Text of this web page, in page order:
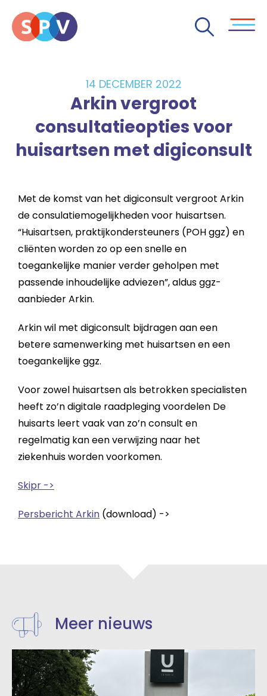
14 DECEMBER 2022
Arkin vergroot
consultatieopties voor
huisartsen met digiconsult
Met de komst van het digiconsult vergroot Arkin
de consulatiemogelijkheden voor huisartsen.
“Huisartsen, praktijkondersteuners (POH ggz) en
cliënten worden zo op een snelle en
toegankelijke manier verder geholpen met
passende inhoudelijke adviezen”, aldus ggz-
aanbieder Arkin.
Arkin wil met digiconsult bijdragen aan een
betere samenwerking met huisartsen en een
toegankelijke ggz.
Voor zowel huisartsen als betrokken specialisten
heeft zo’n digitale raadpleging voordelen De
huisarts leert vaak van zo’n consult en
regelmatig kan een verwijzing naar het
ziekenhuis worden voorkomen.
Skipr ->
Persbericht Arkin (download) ->
Meer nieuws